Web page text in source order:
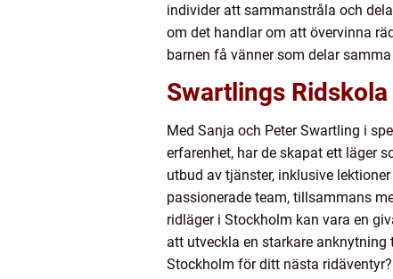
individer att sammanstråla och
om det handlar om att övervinna
barnen få vänner som delar
Swartlings
Med Sanja och Peter Swartling i
erfarenhet, har de skapat ett läger
utbud av tjänster, inklusive
passionerade team, tillsammans
ridläger i Stockholm kan vara en
att utveckla en starkare
Stockholm för ditt nästa